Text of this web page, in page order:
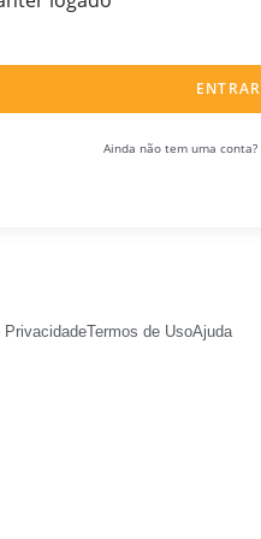
ENTRAR
Ainda não tem uma conta?
Termos de UsoAjuda